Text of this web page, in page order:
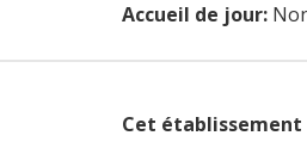
Accueil de jour:
Cet établissement